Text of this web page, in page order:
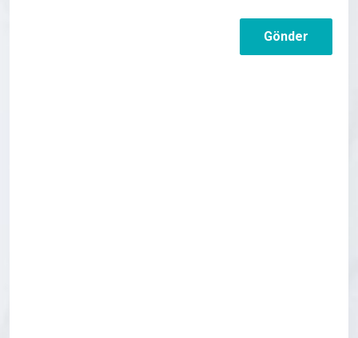
Gönder